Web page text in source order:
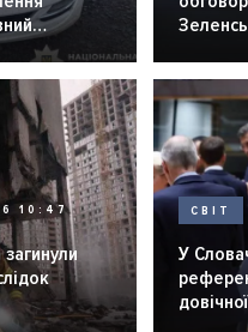
10:47 СВІТ
У